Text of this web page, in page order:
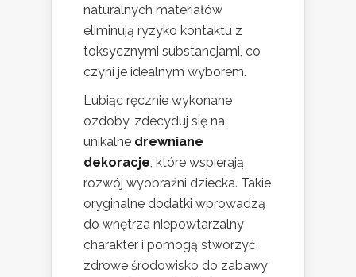
naturalnych materiałów
eliminują ryzyko kontaktu z
toksycznymi substancjami, co
czyni je idealnym wyborem.
Lubiąc ręcznie wykonane
ozdoby, zdecyduj się na
unikalne drewniane
dekoracje, które wspierają
rozwój wyobraźni dziecka. Takie
oryginalne dodatki wprowadzą
do wnętrza niepowtarzalny
charakter i pomogą stworzyć
zdrowe środowisko do zabawy